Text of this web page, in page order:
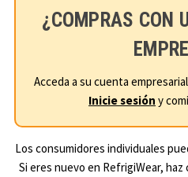
¿COMPRAS CON
Acceda a su cuenta
Inicie sesión y
Los consumidores individuales
Si eres nuevo en RefrigiWear,